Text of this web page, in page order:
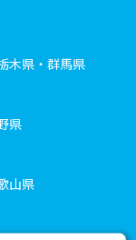
木県・群馬県
県
山県